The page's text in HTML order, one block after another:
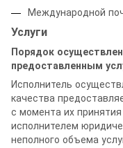
Международной
Услуги
Порядок
предоставленным
Исполнитель
качества
с момента их
исполнителем
неполного объема